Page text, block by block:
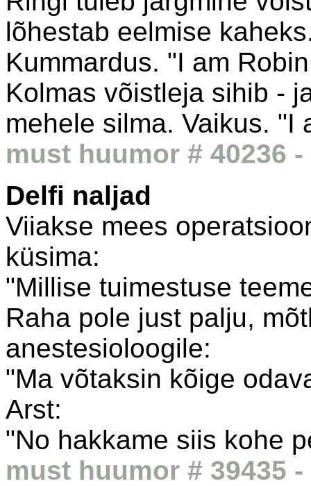
lõhestab eelmise
Kummardus. "I am
Kolmas võistleja sihib -
mehele silma. Vaikus. "I
must huumor # 40236 -
Delfi naljad
Viiakse mees
küsima:
"Millise tuimestuse
Raha pole just palju,
anestesioloogile:
"Ma võtaksin kõige
Arst:
"No hakkame siis kohe
must huumor # 39435 -